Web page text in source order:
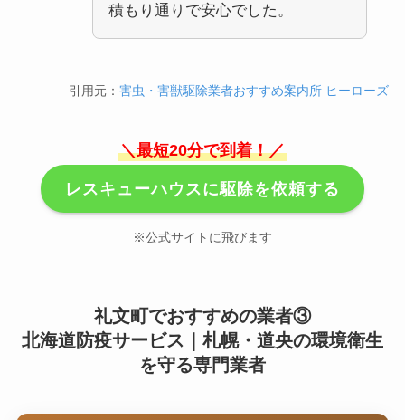
積もり通りで安心でした。
引用元：害虫・害獣駆除業者おすすめ案内所 ヒーローズ
＼最短20分で到着！／
レスキューハウスに駆除を依頼する
※公式サイトに飛びます
礼文町でおすすめの業者③
北海道防疫サービス｜札幌・道央の環境衛生
を守る専門業者